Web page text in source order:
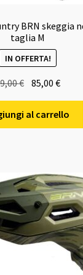
BRN skeggia
taglia M
IN OFFERTA!
€
prezzo
originale
era:
85,00€Il
prezzo
è:
al carrello